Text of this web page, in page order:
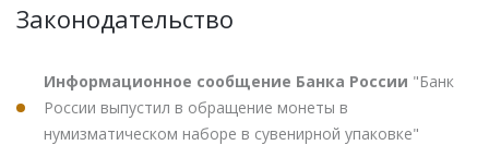
Законодательство
Информационное сообщение Банка России "Банк
России выпустил в обращение монеты в
нумизматическом наборе в сувенирной упаковке"